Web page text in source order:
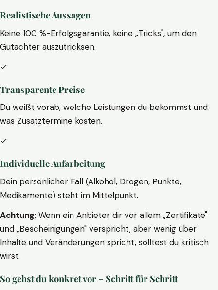
Realistische Aussagen
Keine 100 %-Erfolgsgarantie, keine „Tricks", um den
Gutachter auszutricksen.
✓
Transparente Preise
Du weißt vorab, welche Leistungen du bekommst und
was Zusatztermine kosten.
✓
Individuelle Aufarbeitung
Dein persönlicher Fall (Alkohol, Drogen, Punkte,
Medikamente) steht im Mittelpunkt.
Achtung: Wenn ein Anbieter dir vor allem „Zertifikate"
und „Bescheinigungen" verspricht, aber wenig über
Inhalte und Veränderungen spricht, solltest du kritisch
wirst.
So gehst du konkret vor – Schritt für Schritt